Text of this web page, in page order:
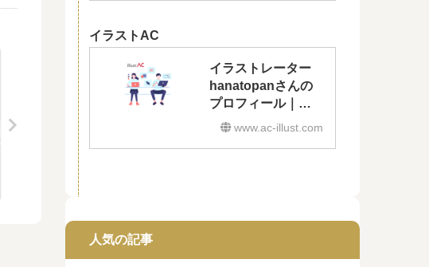
イラストAC
イラストレーター
hanatopanさんの
プロフィール｜無
料イラスト・フリ
www.ac-illust.com
人気の記事